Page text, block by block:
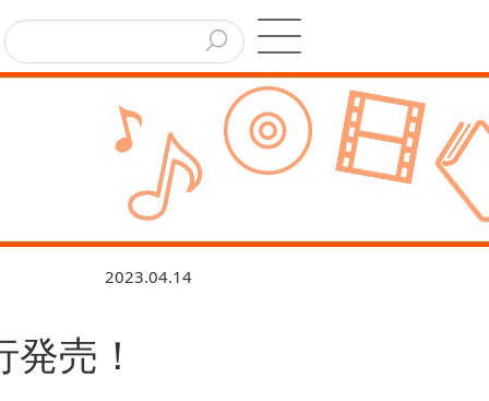
2023.04.14
売！